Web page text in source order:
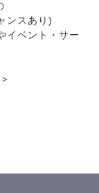
ンスあり)
イベント・サー